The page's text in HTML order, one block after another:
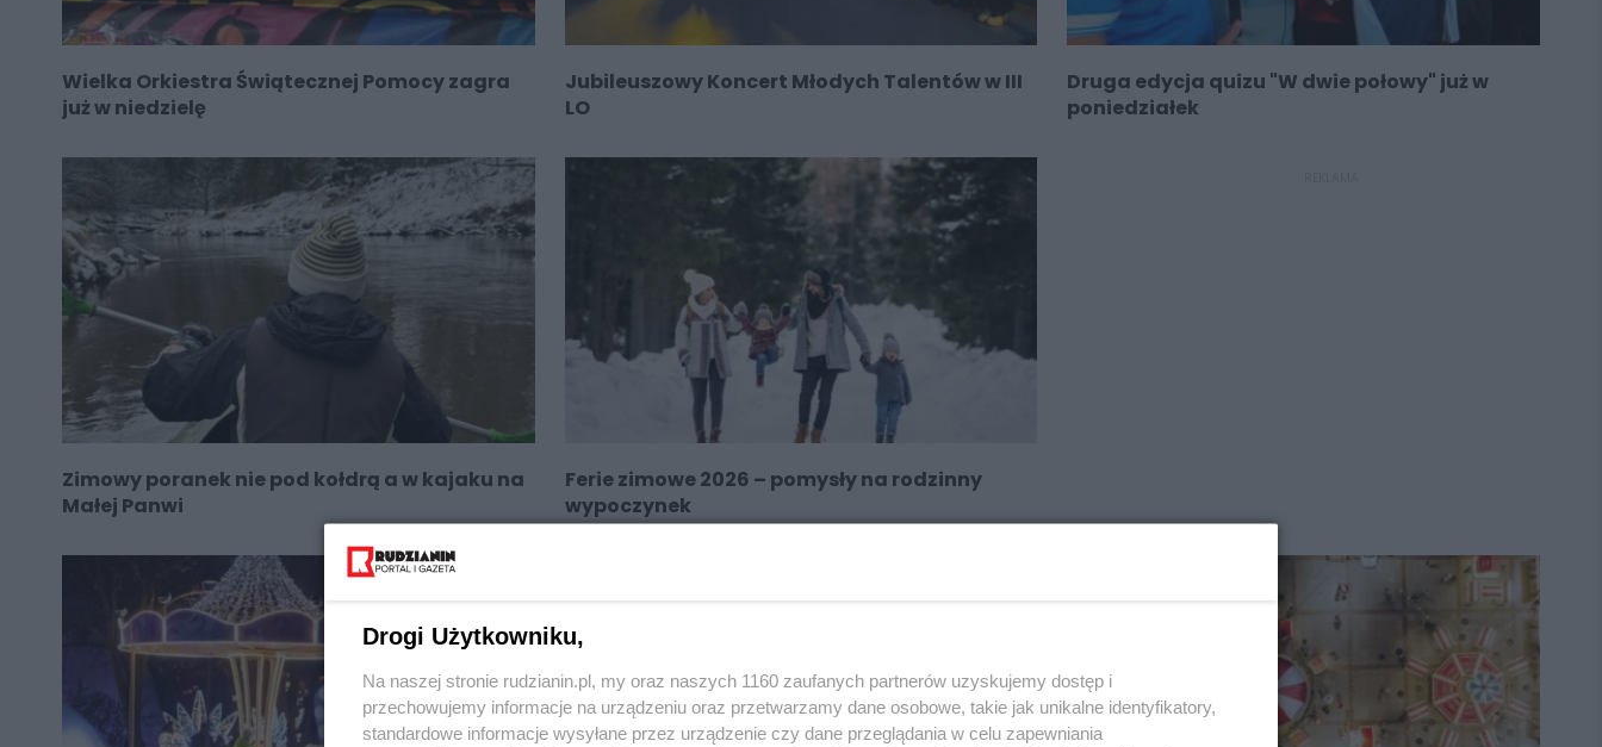
Wielka Orkiestra Świątecznej Pomocy zagra
już w niedzielę
Jubileuszowy Koncert Młodych Talentów w III
LO
Druga edycja quizu "W dwie połowy" już w
poniedziałek
Zimowy poranek nie pod kołdrą a w kajaku na
Małej Panwi
Ferie zimowe 2026 – pomysły na rodzinny
wypoczynek
Drogi Użytkowniku,
Na naszej stronie rudzianin.pl, my oraz naszych 1160 zaufanych partnerów uzyskujemy dostęp i
przechowujemy informacje na urządzeniu oraz przetwarzamy dane osobowe, takie jak unikalne identyfikatory,
standardowe informacje wysyłane przez urządzenie czy dane przeglądania w celu zapewniania